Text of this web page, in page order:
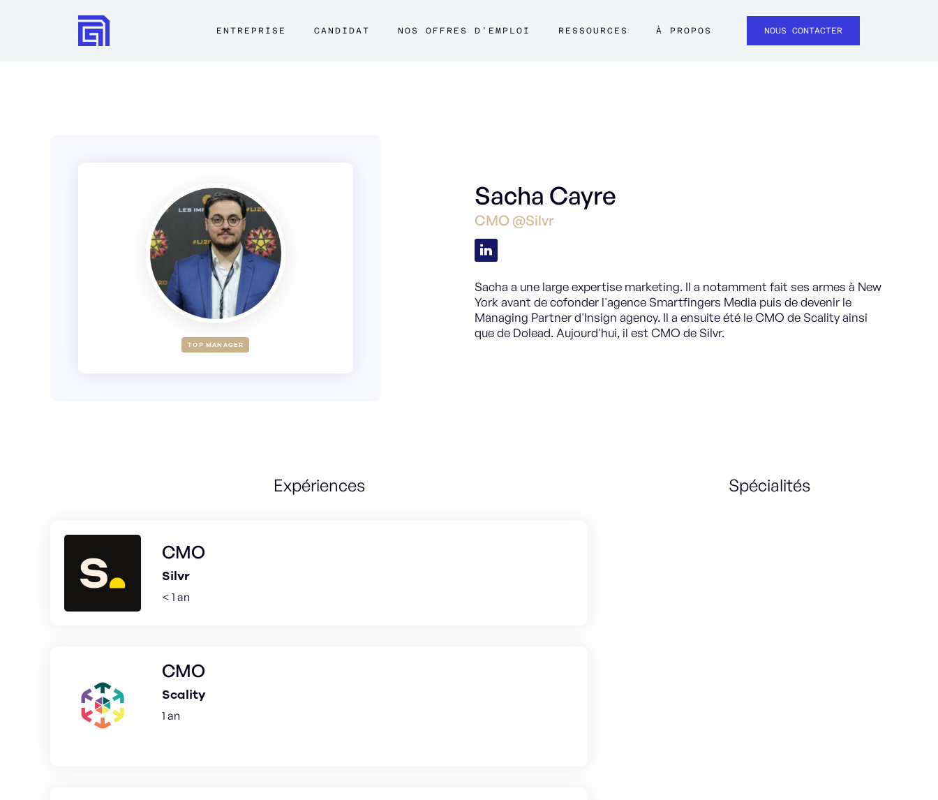
ENTREPRISE CANDIDAT NOS OFFRES D'EMPLOI RESSOURCES À PROPOS NOUS CONTACTER
TOP MANAGER
Sacha Cayre
CMO @Silvr
Sacha a une large expertise marketing. Il a notamment fait ses armes à New
York avant de cofonder l'agence Smartfingers Media puis de devenir le
Managing Partner d'Insign agency. Il a ensuite été le CMO de Scality ainsi
que de Dolead. Aujourd'hui, il est CMO de Silvr.
Expériences
CMO
Silvr
< 1 an
CMO
Scality
1 an
Spécialités